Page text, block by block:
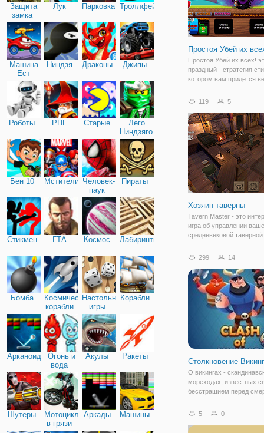
Защита
замка
Лук Парковка Троллфейс
Машина
Ест
Машину
Ниндзя Драконы Джипы
Роботы РПГ Старые
Лего
Ниндзяго
Бен 10 Мстители Человек-
паук
Пираты
Стикмен ГТА Космос Лабиринты
Бомба
Космические
корабли
Настольные
игры
Корабли
Арканоид
Огонь и
вода
Акулы Ракеты
Шутеры
Мотоциклы
в грязи
Аркады Машины
Простоя Убей их
Простоя Убей их всех!
праздный - стратегия
котором вам придется
которые попытаются
подразделения,
119 5
Хозяин таверны
Tavern Master - это
игра об управлении
средневековой таверной.
ресторанным бизнесом
бармен, персонал и
чтобы помочь вам
299 14
Столкновение
О викингах -
мореходах, известных
бесстрашием перед
легенд. Их боялись
самыми опасными
5 0